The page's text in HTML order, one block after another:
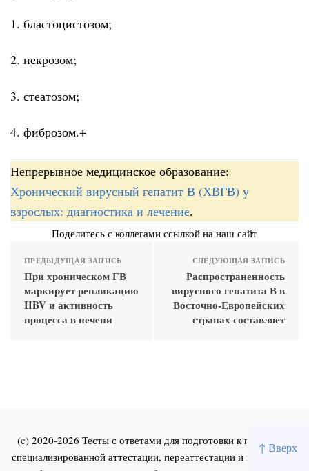
↑ Вверх
1. бластоцистозом;
2. некрозом;
3. стеатозом;
4. фиброзом.+
Непрерывное медицинское образование:
Хронический вирусный гепатит В (ХВГВ) у
взрослых: диагностика и лечение.
Поделитесь с коллегами ссылкой на наш сайт
ПРЕДЫДУЩАЯ ЗАПИСЬ
При хроническом ГВ
маркирует репликацию
HBV и активность
процесса в печени
СЛЕДУЮЩАЯ ЗАПИСЬ
Распространенность
вирусного гепатита В в
Восточно-Европейских
странах составляет
(c) 2020-2026 Тесты с ответами для подготовки к первичной
специализированной аттестации, переаттестации и повышения